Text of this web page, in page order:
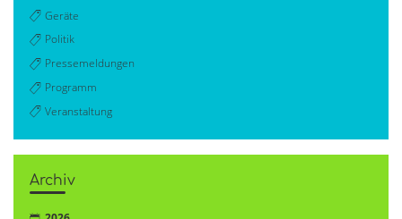
Geräte
Politik
Pressemeldungen
Programm
Veranstaltung
Archiv